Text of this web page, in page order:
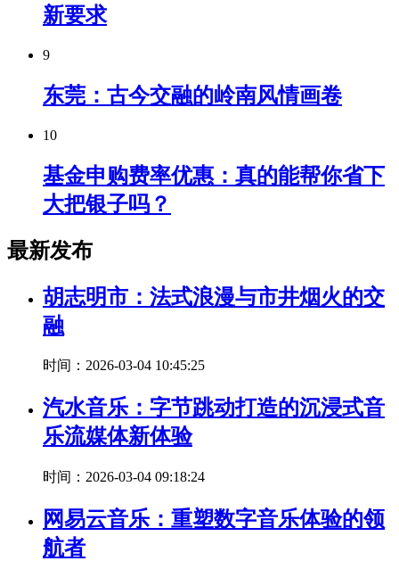
新要求
9
东莞：古今交融的岭南风情画卷
10
基金申购费率优惠：真的能帮你省下
大把银子吗？
最新发布
胡志明市：法式浪漫与市井烟火的交
融
时间：2026-03-04 10:45:25
汽水音乐：字节跳动打造的沉浸式音
乐流媒体新体验
时间：2026-03-04 09:18:24
网易云音乐：重塑数字音乐体验的领
航者